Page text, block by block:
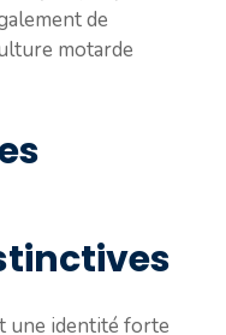
de
motarde
une identité forte